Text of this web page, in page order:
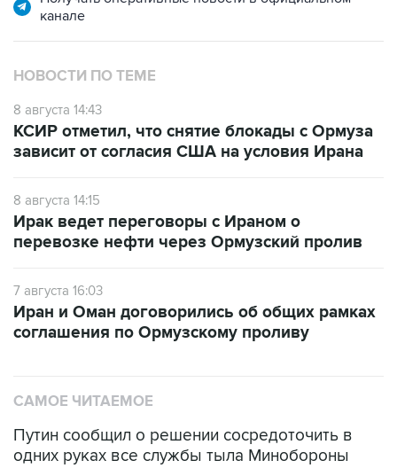
канале
НОВОСТИ ПО ТЕМЕ
8 августа 14:43
КСИР отметил, что снятие блокады с Ормуза
зависит от согласия США на условия Ирана
8 августа 14:15
Ирак ведет переговоры с Ираном о
перевозке нефти через Ормузский пролив
7 августа 16:03
Иран и Оман договорились об общих рамках
соглашения по Ормузскому проливу
САМОЕ ЧИТАЕМОЕ
Путин сообщил о решении сосредоточить в
одних руках все службы тыла Минобороны